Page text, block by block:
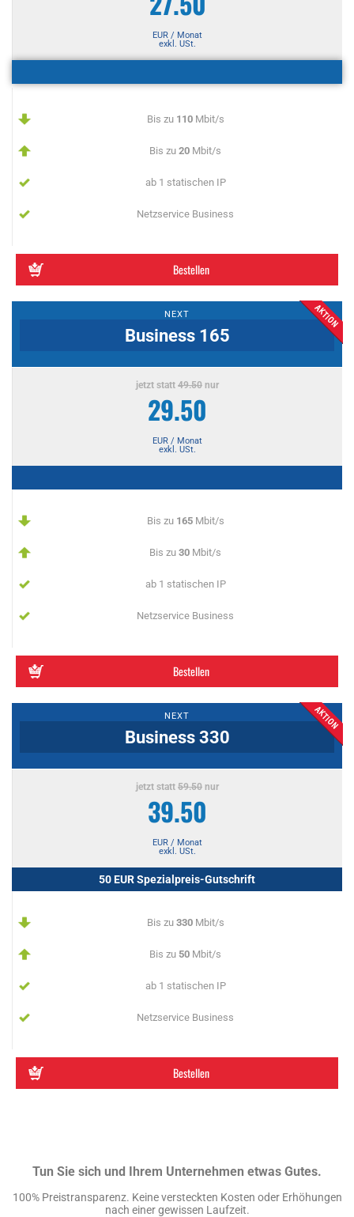
EUR / Monat
exkl. USt.
Bis zu 110Mbit/s
Bis zu 20 Mbit/s
ab 1 statischen IP
Netzservice Business
Bestellen
NEXT
Business 165
jetzt statt 49.50 nur
29.50
EUR / Monat
exkl. USt.
Bis zu 165Mbit/s
Bis zu 30 Mbit/s
ab 1 statischen IP
Netzservice Business
Bestellen
NEXT
Business 330
jetzt statt 59.50 nur
39.50
EUR / Monat
exkl. USt.
50 EUR Spezialpreis-Gutschrift
Bis zu 330Mbit/s
Bis zu 50 Mbit/s
ab 1 statischen IP
Netzservice Business
Bestellen
Tun Sie sich und Ihrem Unternehmen etwas Gutes.
100% Preistransparenz. Keine versteckten Kosten oder Erhöhungen
nach einer gewissen Laufzeit.